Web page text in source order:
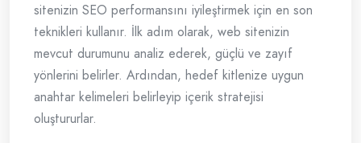
sitenizin SEO performansını iyileştirmek için en son
teknikleri kullanır. İlk adım olarak, web sitenizin
mevcut durumunu analiz ederek, güçlü ve zayıf
yönlerini belirler. Ardından, hedef kitlenize uygun
anahtar kelimeleri belirleyip içerik stratejisi
oluştururlar.